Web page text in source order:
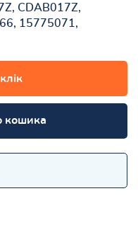
CDAB017Z,
15775071,
кошика